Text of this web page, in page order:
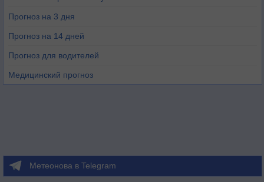
Прогноз на 3 дня
Прогноз на 14 дней
Прогноз для водителей
Медицинский прогноз
Метеонова в Telegram